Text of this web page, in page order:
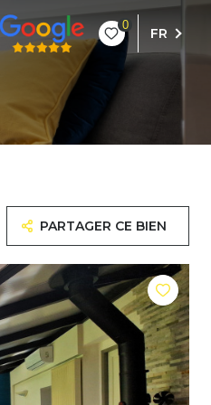
0
FR
PARTAGER CE BIEN